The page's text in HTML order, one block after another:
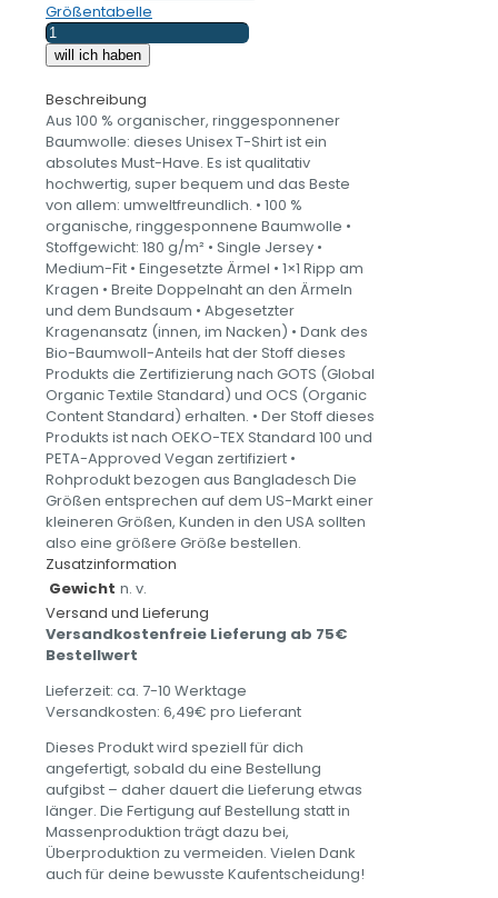
Größentabelle
Dauercamper
-
Camping
-
Unisex-
Bio-
Baumwoll-
T-
Shirt
Menge
will ich haben
Beschreibung
Aus 100 % organischer, ringgesponnener
Baumwolle: dieses Unisex T-Shirt ist ein
absolutes Must-Have. Es ist qualitativ
hochwertig, super bequem und das Beste
von allem: umweltfreundlich. • 100 %
organische, ringgesponnene Baumwolle •
Stoffgewicht: 180 g/m² • Single Jersey •
Medium-Fit • Eingesetzte Ärmel • 1×1 Ripp am
Kragen • Breite Doppelnaht an den Ärmeln
und dem Bundsaum • Abgesetzter
Kragenansatz (innen, im Nacken) • Dank des
Bio-Baumwoll-Anteils hat der Stoff dieses
Produkts die Zertifizierung nach GOTS (Global
Organic Textile Standard) und OCS (Organic
Content Standard) erhalten. • Der Stoff dieses
Produkts ist nach OEKO-TEX Standard 100 und
PETA-Approved Vegan zertifiziert •
Rohprodukt bezogen aus Bangladesch Die
Größen entsprechen auf dem US-Markt einer
kleineren Größen, Kunden in den USA sollten
also eine größere Größe bestellen.
Zusatzinformation
Gewicht n. v.
Versand und Lieferung
Versandkostenfreie Lieferung ab 75€
Bestellwert
Lieferzeit: ca. 7-10 Werktage
Versandkosten: 6,49€ pro Lieferant
Dieses Produkt wird speziell für dich
angefertigt, sobald du eine Bestellung
aufgibst – daher dauert die Lieferung etwas
länger. Die Fertigung auf Bestellung statt in
Massenproduktion trägt dazu bei,
Überproduktion zu vermeiden. Vielen Dank
auch für deine bewusste Kaufentscheidung!